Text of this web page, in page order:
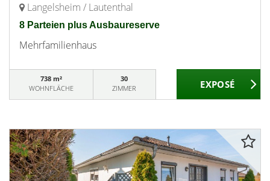
Langelsheim / Lautenthal
8 Parteien plus Ausbaureserve
Mehrfamilienhaus
738 m²
WOHNFLÄCHE
30
ZIMMER